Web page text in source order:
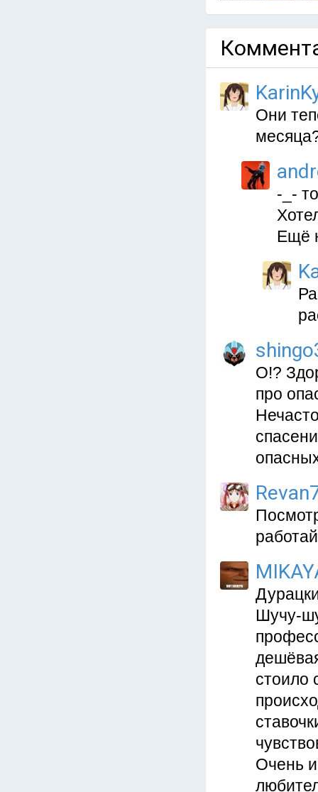
Они
-_-
Ещё
О!?
про
Шучу-
стоило
Очень